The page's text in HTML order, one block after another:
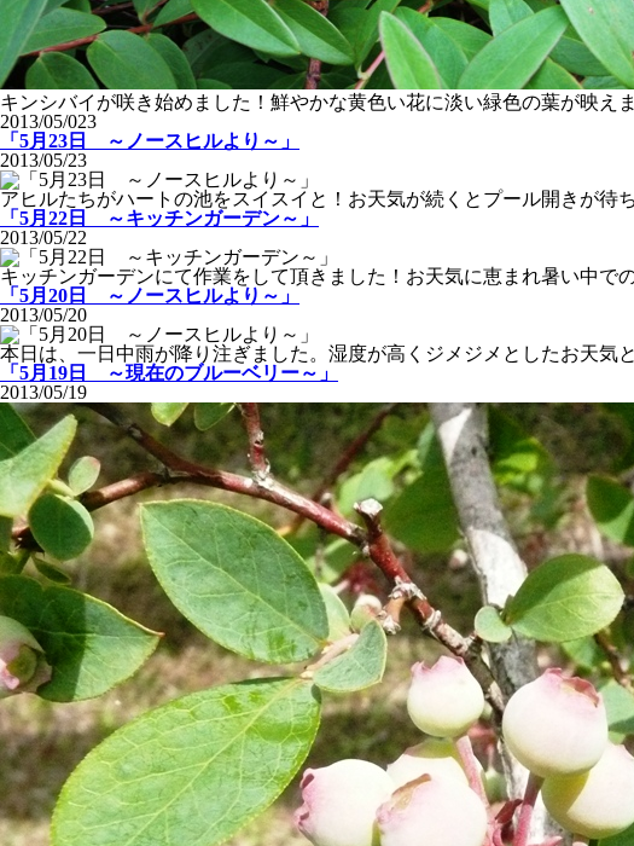
キンシバイが咲き始めました！鮮やかな黄色い花に淡い緑色の葉が映え
2013/05/023
「5月23日 ～ノースヒルより～」
2013/05/23
アヒルたちがハートの池をスイスイと！お天気が続くとプール開きが待
「5月22日 ～キッチンガーデン～」
2013/05/22
キッチンガーデンにて作業をして頂きました！お天気に恵まれ暑い中で
「5月20日 ～ノースヒルより～」
2013/05/20
本日は、一日中雨が降り注ぎました。湿度が高くジメジメとしたお天気
「5月19日 ～現在のブルーベリー～」
2013/05/19